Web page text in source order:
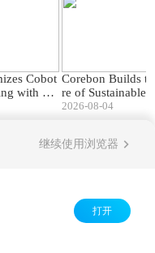
Cobot
with SO
PDM
Corebon Builds
re of Sustainable
cturing with
2026-08-04
继续使用浏览器
打开